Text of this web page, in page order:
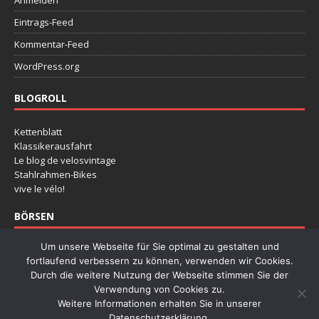
Eintrags-Feed
Kommentar-Feed
WordPress.org
BLOGROLL
Kettenblatt
Klassikerausfahrt
Le blog de velosvintage
Stahlrahmen-Bikes
vive le vélo!
BÖRSEN
Deutsche Rennradbörse
Klassikertage Hannover
Radklassiker Köln
Retro Fietsbeuers Dessel
Stalen Ros
Um unsere Webseite für Sie optimal zu gestalten und
fortlaufend verbessern zu können, verwenden wir Cookies.
Durch die weitere Nutzung der Webseite stimmen Sie der
Verwendung von Cookies zu.
Weitere Informationen erhalten Sie in unserer